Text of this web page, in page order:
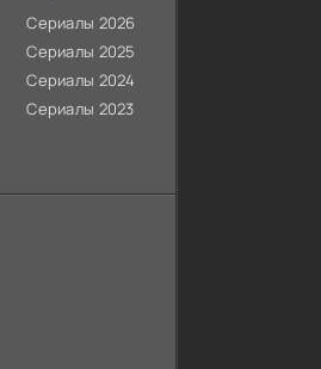
Сериалы 2026
Сериалы 2025
Сериалы 2024
Сериалы 2023